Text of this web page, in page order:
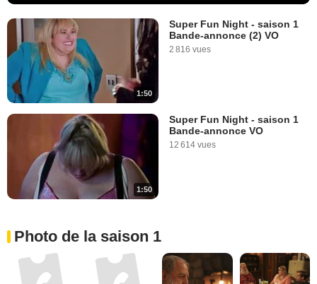
1:50
Super Fun Night - saison 1
Bande-annonce (2) VO
2 816 vues
1:50
Super Fun Night - saison 1
Bande-annonce VO
12 614 vues
Photo de la saison 1